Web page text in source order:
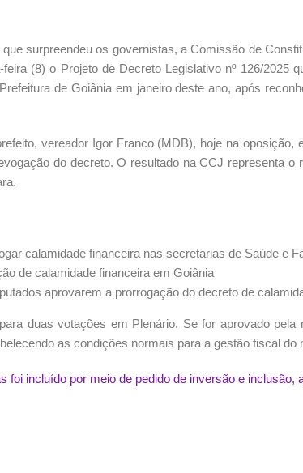
surpreendeu os governistas, a Comissão de
(8) o Projeto de Decreto Legislativo nº 126/2025
de Goiânia em janeiro deste ano, após
vereador Igor Franco (MDB), hoje na oposição,
do decreto. O resultado na CCJ representa o
calamidade financeira nas secretarias de Saúde e
de calamidade financeira em Goiânia
aprovarem a prorrogação do decreto de
duas votações em Plenário. Se for aprovado pela
as condições normais para a gestão fiscal do
foi incluído por meio de pedido de inversão e inclusão,